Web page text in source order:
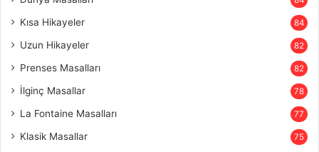
Kısa Hikayeler 84
Uzun Hikayeler 82
Prenses Masalları 82
İlginç Masallar 78
La Fontaine Masalları 77
Klasik Masallar 75